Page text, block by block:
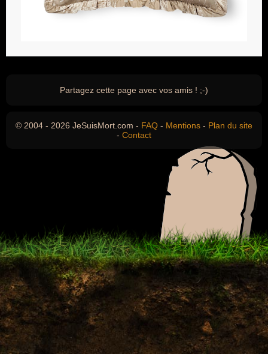
Partagez cette page avec vos amis ! ;-)
© 2004 - 2026 JeSuisMort.com - FAQ - Mentions - Plan du site
- Contact